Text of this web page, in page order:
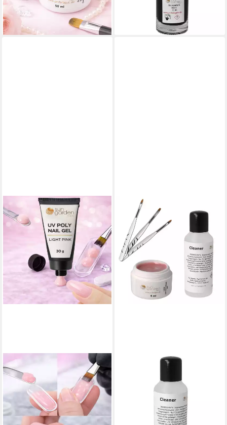
-20%
lieferbar - in 2-3 Werktagen bei dir lieferbar - in 2-3 Werktagen bei dir